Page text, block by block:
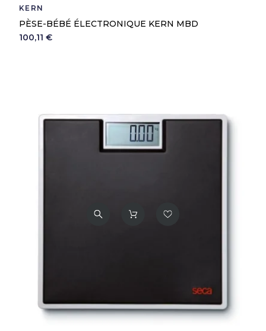
KERN
PÈSE-BÉBÉ ÉLECTRONIQUE KERN MBD
100,11 €